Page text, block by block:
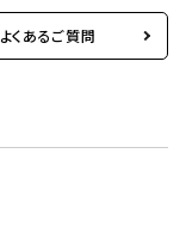
よくあるご質問